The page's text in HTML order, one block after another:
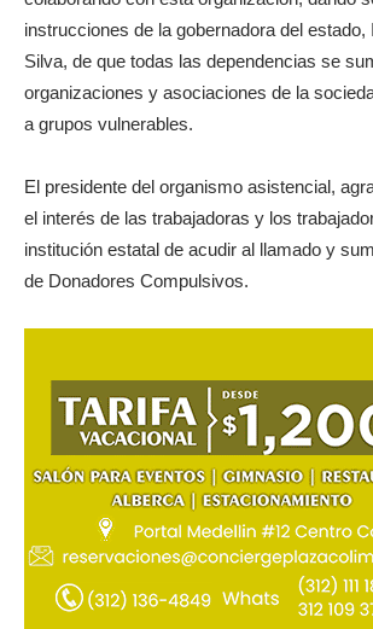
instrucciones de la gobernadora del
Silva, de que todas las dependencias se
organizaciones y asociaciones de la
a grupos vulnerables.
El presidente del organismo asistencial,
el interés de las trabajadoras y los
institución estatal de acudir al llamado y
de Donadores Compulsivos.